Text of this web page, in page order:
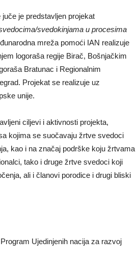
je predstavljen projekat
svedokinjama u procesima
mreža pomoći IAN realizuje
logoraša regije Birač, Bošnjačkim
Bratunac i Regionalnim
Projekat se realizuje uz
unije.
ciljevi i aktivnosti projekta,
kojima se suočavaju žrtve svedoci
kao i na značaj podrške koju žrtvama
tako i druge žrtve svedoci koji
ali i članovi porodice i drugi bliski
Ujedinjenih nacija za razvoj